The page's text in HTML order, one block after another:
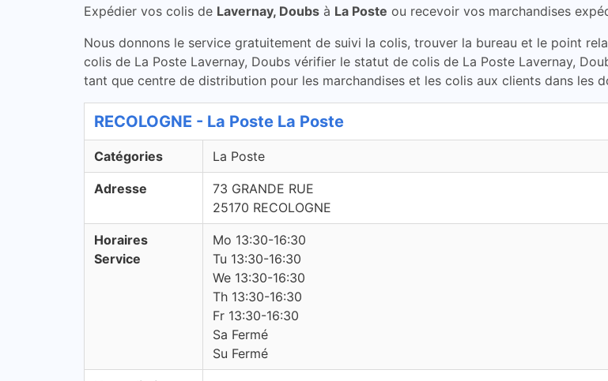
Expédier vos colis de Lavernay, Doubs à La Poste ou recevoir vos marchandises
Nous donnons le service gratuitement de suivi la colis, trouver la bureau et le point
colis de La Poste Lavernay, Doubs vérifier le statut de colis de La Poste Lavernay,
tant que centre de distribution pour les marchandises et les colis aux clients dans les
RECOLOGNE - La Poste La Poste
Catégories La Poste
Adresse
73 GRANDE RUE
25170 RECOLOGNE
Horaires
Service
Mo 13:30-16:30
Tu 13:30-16:30
We 13:30-16:30
Th 13:30-16:30
Fr 13:30-16:30
Sa Fermé
Su Fermé